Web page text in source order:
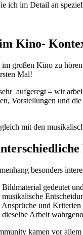
ich im Detail an
Kino-
großen Kino zu
Mal!
aufgeregt – wir
Vorstellungen und
mit den
besonders
gedeutet
und
Arbeit
kamen vor